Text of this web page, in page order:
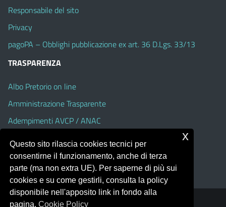
Responsabile del sito
Privacy
pagoPA – Obblighi pubblicazione ex art. 36 D.Lgs. 33/13
TRASPARENZA
Albo Pretorio on line
Amministrazione Trasparente
Adempimenti AVCP / ANAC
Accesso Civico
Dichiarazione di accessibilità
Questo sito rilascia cookies tecnici per
consentirne il funzionamento, anche di terza
parte (ma non extra UE). Per saperne di più sui
cookies e su come gestirli, consulta la policy
disponibile nell'apposito link in fondo alla
pagina.Cookie Policy
x